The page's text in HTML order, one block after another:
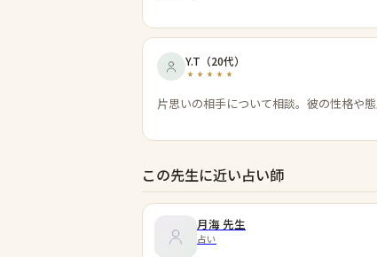
Y.T （20代）
片思いの相手について相談。彼の性格や
この先生に近い占い師
月海 先生
占い